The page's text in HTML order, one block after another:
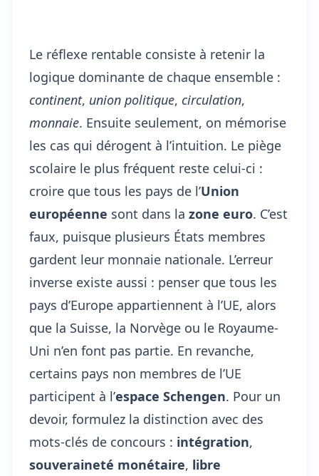
Le réflexe rentable consiste à retenir la
logique dominante de chaque ensemble :
continent, union politique, circulation,
monnaie. Ensuite seulement, on mémorise
les cas qui dérogent à l’intuition. Le piège
scolaire le plus fréquent reste celui-ci :
croire que tous les pays de l’Union
européenne sont dans la zone euro. C’est
faux, puisque plusieurs États membres
gardent leur monnaie nationale. L’erreur
inverse existe aussi : penser que tous les
pays d’Europe appartiennent à l’UE, alors
que la Suisse, la Norvège ou le Royaume-
Uni n’en font pas partie. En revanche,
certains pays non membres de l’UE
participent à l’espace Schengen. Pour un
devoir, formulez la distinction avec des
mots-clés de concours : intégration,
souveraineté monétaire, libre